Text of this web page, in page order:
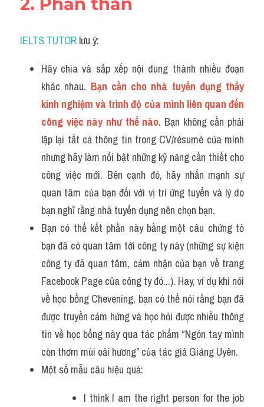
IELTS TUTOR lưu ý:
Hãy chia và sắp xếp nội dung thành nhiều đoạn
khác nhau. Bạn cần cho nhà tuyển dụng thấy
kinh nghiệm và trình độ của mình liên quan đến
công việc này như thế nào. Bạn không cần phải
lặp lại tất cả thông tin trong CV/résumé của mình
nhưng hãy làm nổi bật những kỹ năng cần thiết cho
công việc mới. Bên cạnh đó, hãy nhấn mạnh sự
quan tâm của bạn đối với vị trí ứng tuyển và lý do
bạn nghĩ rằng nhà tuyển dụng nên chọn bạn.
Bạn có thể kết phần này bằng một câu chứng tỏ
bạn đã có quan tâm tới công ty này (những sự kiện
công ty đã quan tâm, cảm nhận của bạn về trang
Facebook Page của công ty đó...). Hay, ví dụ khi nói
về học bổng Chevening, bạn có thể nói rằng bạn đã
được truyền cảm hứng và học hỏi được nhiều thông
tin về học bổng này qua tác phẩm “Ngón tay mình
còn thơm mùi oải hương” của tác giả Giáng Uyên.
Một số mẫu câu hiệu quả:
I think I am the right person for the job